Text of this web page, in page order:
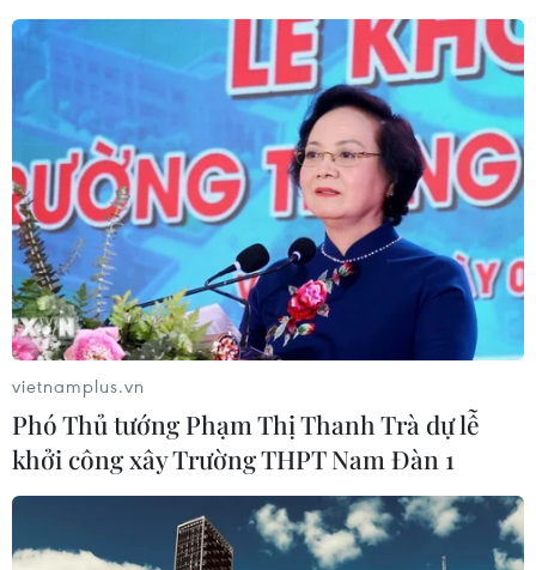
vietnamplus.vn
Phó Thủ tướng Phạm Thị Thanh Trà dự lễ
khởi công xây Trường THPT Nam Đàn 1